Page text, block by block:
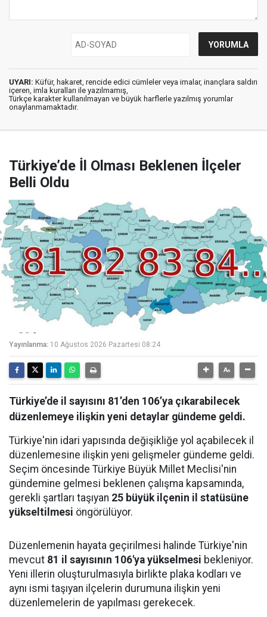
UYARI: Küfür, hakaret, rencide edici cümleler veya imalar, inançlara saldırı
içeren, imla kuralları ile yazılmamış,
Türkçe karakter kullanılmayan ve büyük harflerle yazılmış yorumlar
onaylanmamaktadır.
Türkiye’de İl Olması Beklenen İlçeler
Belli Oldu
Yayınlanma: 10 Ağustos 2026 Pazartesi 08:24
Türkiye’de il sayısını 81’den 106’ya çıkarabilecek
düzenlemeye ilişkin yeni detaylar gündeme geldi.
Türkiye'nin idari yapısında değişikliğe yol açabilecek il
düzenlemesine ilişkin yeni gelişmeler gündeme geldi.
Seçim öncesinde Türkiye Büyük Millet Meclisi'nin
gündemine gelmesi beklenen çalışma kapsamında,
gerekli şartları taşıyan 25 büyük ilçenin il statüsüne
yükseltilmesi öngörülüyor.
Düzenlemenin hayata geçirilmesi halinde Türkiye'nin
mevcut 81 il sayısının 106'ya yükselmesi bekleniyor.
Yeni illerin oluşturulmasıyla birlikte plaka kodları ve
aynı ismi taşıyan ilçelerin durumuna ilişkin yeni
düzenlemelerin de yapılması gerekecek.